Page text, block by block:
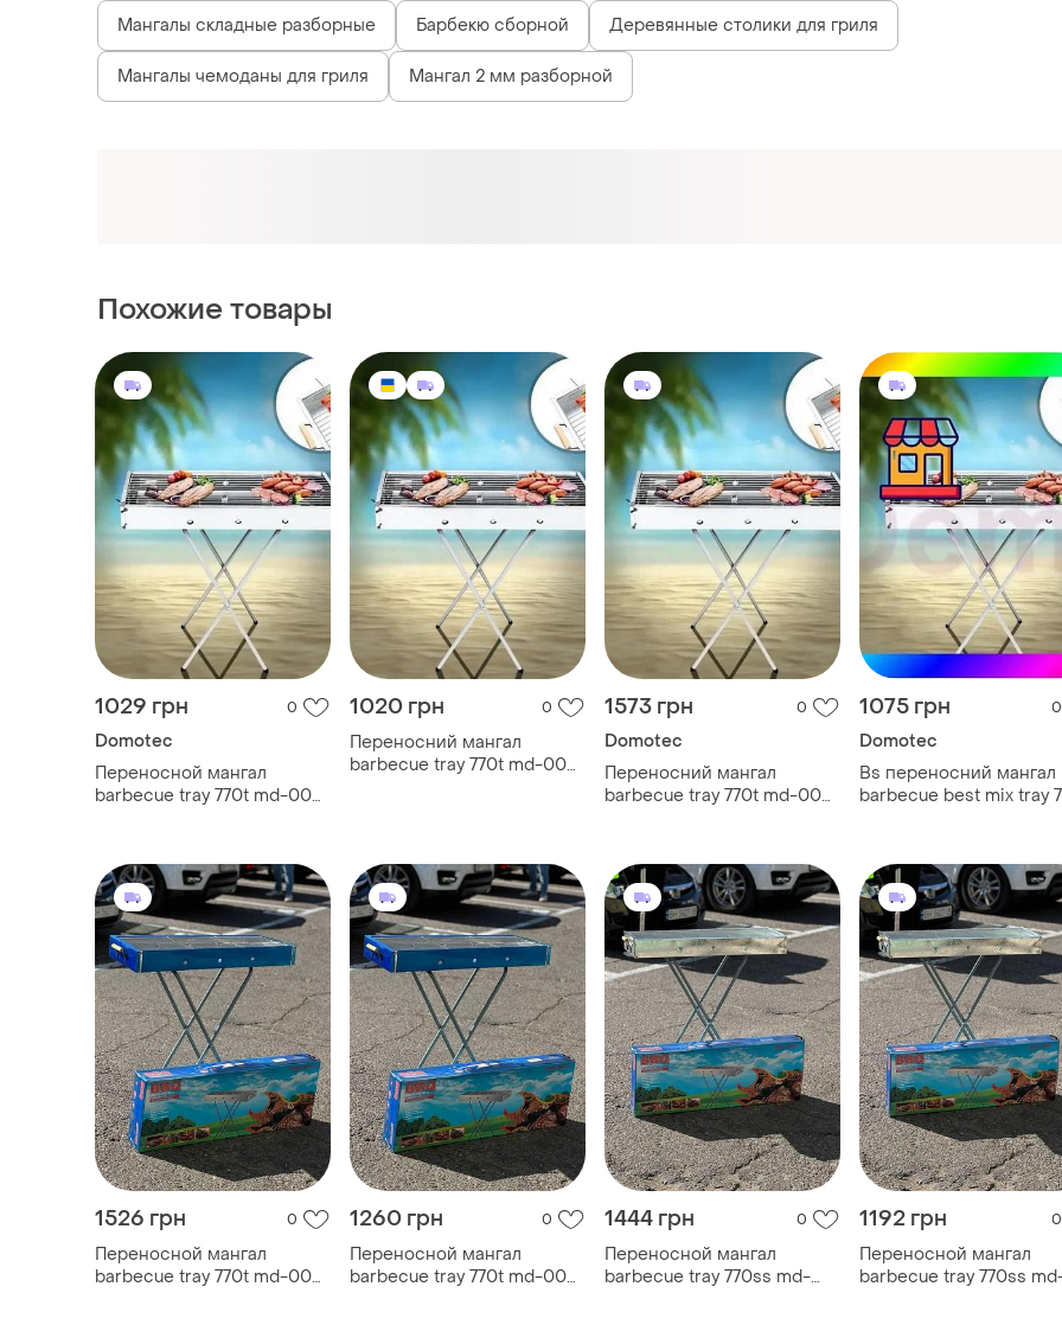
Мангалы складные разборные Барбекю сборной Деревянные столики для гриля
Мангалы чемоданы для гриля Мангал 2 мм разборной
Похожие товары
1029 грн 0
Domotec
Переносной мангал
barbecue tray 770t md-008
1020 грн 0
Переносний мангал
barbecue tray 770t md-008
1573 грн 0
Domotec
Переносний мангал
barbecue tray 770t md-008
1075 грн 0
Domotec
Bs переносний мангал
barbecue best mix tray
1526 грн 0
Переносной мангал
barbecue tray 770t md-008
1260 грн 0
Переносной мангал
barbecue tray 770t md-008
1444 грн 0
Переносной мангал
barbecue tray 770ss md-
1192 грн 0
Переносной мангал
barbecue tray 770ss